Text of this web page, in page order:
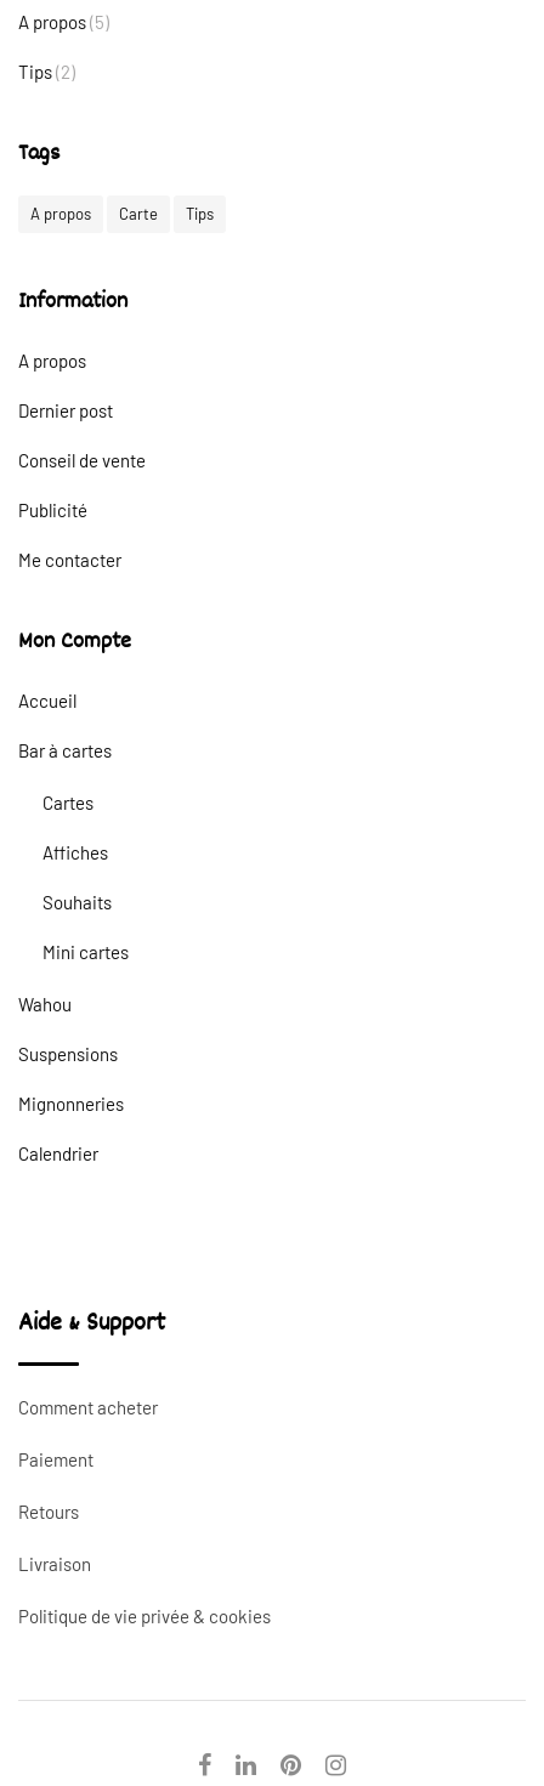
A propos(5)
Tips(2)
Tags
A propos Carte Tips
Information
A propos
Dernier post
Conseil de vente
Publicité
Me contacter
Mon Compte
Accueil
Bar à cartes
Cartes
Affiches
Souhaits
Mini cartes
Wahou
Suspensions
Mignonneries
Calendrier
Aide & Support
Comment acheter
Paiement
Retours
Livraison
Politique de vie privée & cookies